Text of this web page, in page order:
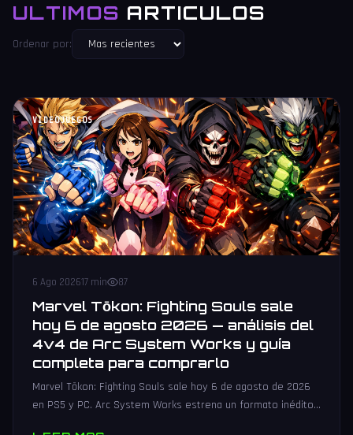
ULTIMOS ARTICULOS
Ordenar por:
VIDEOJUEGOS
6 Ago 202617 min 87
Marvel Tōkon: Fighting Souls sale
hoy 6 de agosto 2026 — análisis del
4v4 de Arc System Works y guía
completa para comprarlo
Marvel Tōkon: Fighting Souls sale hoy 6 de agosto de 2026
en PS5 y PC. Arc System Works estrena un formato inédito